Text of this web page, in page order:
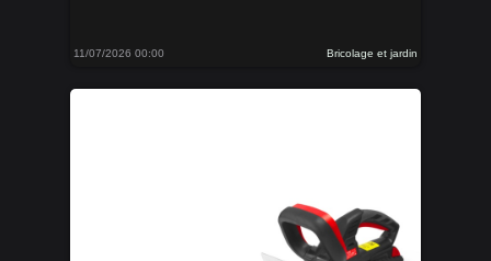
11/07/2026 00:00 Bricolage et jardin